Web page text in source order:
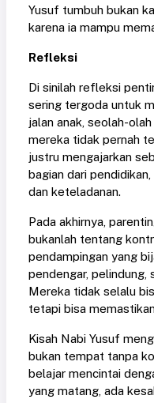
Yusuf tumbuh bukan
karena ia mampu
Refleksi
Di sinilah refleksi
sering tergoda untuk
jalan anak, seolah-
mereka tidak pernah
justru mengajarkan
bagian dari
dan keteladanan.
Pada akhirnya,
bukanlah tentang
pendampingan yang
pendengar, pelindung,
Mereka tidak selalu
tetapi bisa
Kisah Nabi Yusuf
bukan tempat tanpa
belajar mencintai
yang matang, ada